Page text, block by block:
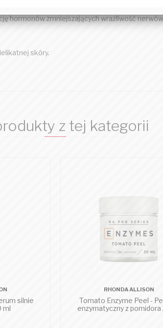
silny olej ma właściwości
hormonów zmniejszających wrażliwość
skóry.
z tej kategorii
silnie
ml
RHONDA ALLISON
Tomato Enzyme Peel -
enzymatyczny z pomidora